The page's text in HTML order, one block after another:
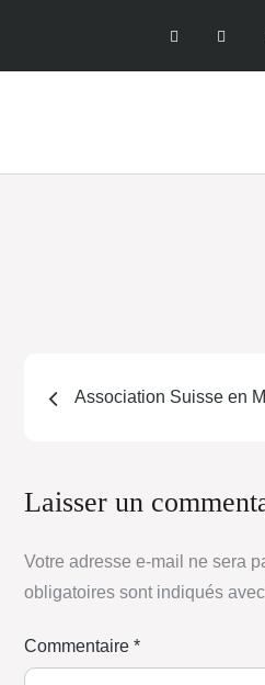
Association Suisse en
Laisser un
Votre adresse e-mail ne sera
obligatoires sont indiqués
Commentaire*